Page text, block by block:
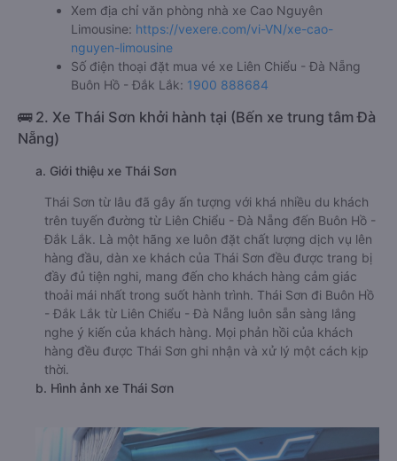
Xem địa chỉ văn phòng nhà xe Cao Nguyên
Limousine: https://vexere.com/vi-VN/xe-cao-
nguyen-limousine
Số điện thoại đặt mua vé xe Liên Chiểu - Đà Nẵng
Buôn Hồ - Đắk Lắk: 1900 888684
🚌 2. Xe Thái Sơn khởi hành tại (Bến xe trung tâm Đà
Nẵng)
a. Giới thiệu xe Thái Sơn
Thái Sơn từ lâu đã gây ấn tượng với khá nhiều du khách
trên tuyến đường từ Liên Chiểu - Đà Nẵng đến Buôn Hồ -
Đắk Lắk. Là một hãng xe luôn đặt chất lượng dịch vụ lên
hàng đầu, dàn xe khách của Thái Sơn đều được trang bị
đầy đủ tiện nghi, mang đến cho khách hàng cảm giác
thoải mái nhất trong suốt hành trình. Thái Sơn đi Buôn Hồ
- Đắk Lắk từ Liên Chiểu - Đà Nẵng luôn sẵn sàng lắng
nghe ý kiến của khách hàng. Mọi phản hồi của khách
hàng đều được Thái Sơn ghi nhận và xử lý một cách kịp
thời.
b. Hình ảnh xe Thái Sơn